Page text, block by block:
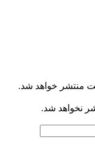
منتشر خواهد شد.
نخواهد شد.